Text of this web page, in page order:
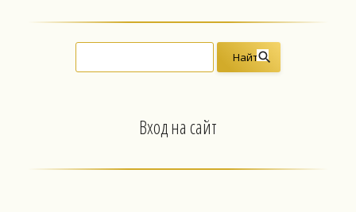
Вход на сайт